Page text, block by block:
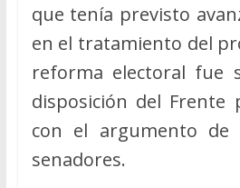
que tenía previsto
en el tratamiento del
reforma electoral fue
disposición del Frente
con el argumento de
senadores.